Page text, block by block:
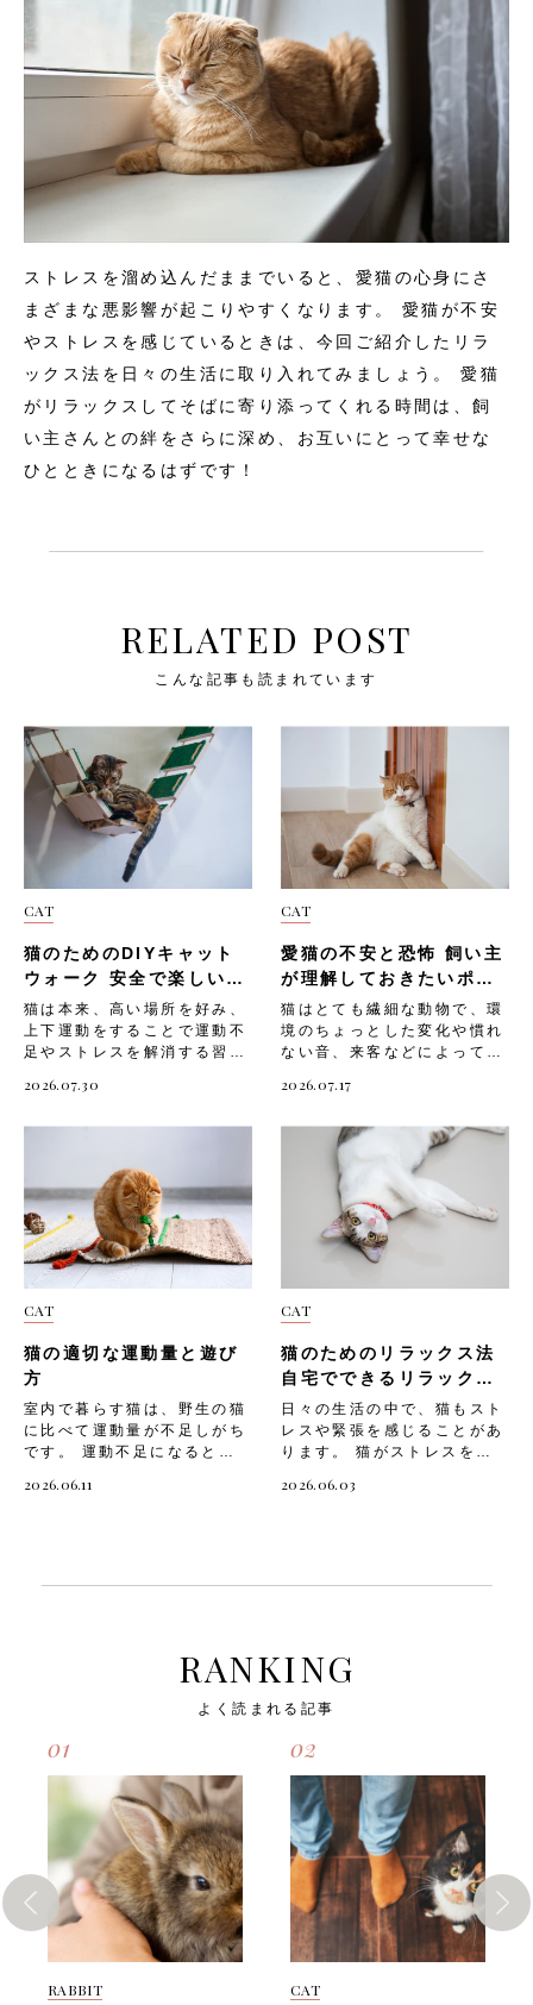
ストレスを溜め込んだままでいると、愛猫の心身にさ
まざまな悪影響が起こりやすくなります。 愛猫が不安
やストレスを感じているときは、今回ご紹介したリラ
ックス法を日々の生活に取り入れてみましょう。 愛猫
がリラックスしてそばに寄り添ってくれる時間は、飼
い主さんとの絆をさらに深め、お互いにとって幸せな
ひとときになるはずです！
RELATED POST
こんな記事も読まれています
CAT
2026.07.30
猫のためのDIYキャット
ウォーク 安全で楽しい空
中遊具の作り方
猫は本来、高い場所を好み、
上下運動をすることで運動不
足やストレスを解消する習性
上下運動が不足しがちで、運
ぼすことも。そんな猫のため
に、部屋の壁面を利用した
DIYキャットウォークを設置
してあげましょう。 そこで
今回は、「猫にキャットウォ
ークが必要な理由」や、「猫
のためのDIYキャットウォー
注意点」についてご紹介しま
す。 猫にキャットウォーク
下運動は欠かせないものです
が、室内飼いの場合はスペー
スが限られ、十分な運動をさ
せるのが難しいですよね。だ
にさまざまな悪影響をもたら
のです。・肥満になる・筋肉
を抱えやすくなる・脳の活性
ストレスが溜まり、攻撃的に
なるほか、問題行動が増え
る・膀胱炎や糖尿病、そのほ
かの病気を発症するリスクが
高くなる飼い主さんは愛猫が
健康的な生活を送れるよう、
室内でもしっかりと上下運動
をさせましょう。次は、「猫
のためのDIYキャットウォー
クの作り方」を見ていきまし
トウォークの作り方 愛猫に
CAT
2026.07.17
愛猫の不安と恐怖 飼い主
が理解しておきたいポイ
ント
猫はとても繊細な動物で、環
境のちょっとした変化や慣れ
ない音、来客などによって不
です。飼い主さんが気づかな
えてしまうと、体調不良や問
題行動につながってしまうこ
とも。 そこで今回は、「猫
が不安や恐怖を感じると現れ
るサイン」や、「猫が不安や
恐怖を感じる主な原因」「飼
い主ができる対処法」につい
てご紹介します。 猫が不安
や恐怖を感じると現れるサイ
られない分、しぐさや行動で
不安や恐怖を表現します。普
てあげることが、愛猫のスト
レスを早期に発見する第一歩
です。猫が不安や恐怖を感じ
ているときに見られるサイン
せる・普段より鳴く回数が増
毛づくろいをしなくなる飼い
変化を見逃さず、早めに対処
「猫が不安や恐怖を感じる主
な原因」を見ていきましょ
う。 猫が不安や恐怖を感じ
る主な原因 愛猫が安心して
暮らせるように、まずは不安
や恐怖の原因を知っておきた
いですよね。以下のような原
因が、猫のストレスにつなが
りやすいとされています。
環境の変化 「環境の変化」
ス要因のひとつです。猫は縄
CAT
2026.06.11
猫の適切な運動量と遊び
方
室内で暮らす猫は、野生の猫
に比べて運動量が不足しがち
です。 運動不足になると
溜まる」など、猫の心身にさ
「猫に適した遊び方」「遊ぶ
ときの注意点」についてご紹
介します。 猫が運動不足に
って運動は心身の健康を保つ
ために欠かせないものです。
特に完全室内飼いの猫は、意
識して運動の機会を作ってあ
げなければ、慢性的な運動不
足に陥りやすい傾向がありま
す。 運動不足が続くと、猫
の体と心にさまざまな問題が
生じる可能性があります。
猫が運動不足になると起こる
可能性のある悪影響とは、以
下のようなものです。・肥満
CAT
2026.06.03
猫のためのリラックス法
自宅でできるリラックス
テクニック
日々の生活の中で、猫もスト
レスや緊張を感じることがあ
ります。 猫がストレスを抱
「攻撃的になる」など、心身
のためのリラックス法」「自
宅でできるリラックステクニ
ック」についてご紹介しま
と起こる悪影響 猫にとって
安心できる環境はとても大切
ですが、環境の変化や生活リ
ズムの乱れによってストレス
を感じることがあります。
だからといって様子を見てい
るだけでは、愛猫のストレス
はなかなか解消されません。
猫のストレスは、心身にさま
ざまな悪影響をもたらしかね
ません。 猫がストレスを抱
えると起こる可能性のある悪
RANKING
よく読まれる記事
01
RABBIT
02
CAT